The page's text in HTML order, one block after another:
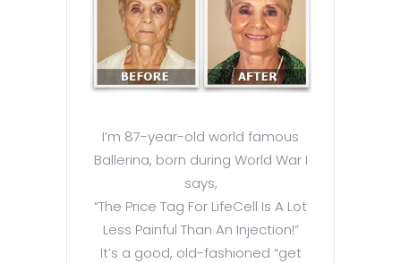
I’m 87-year-old world famous
Ballerina, born during World War I
says,
“The Price Tag For LifeCell Is A Lot
Less Painful Than An Injection!”
It’s a good, old-fashioned “get